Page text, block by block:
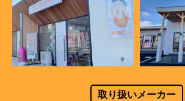
取り扱いメーカー